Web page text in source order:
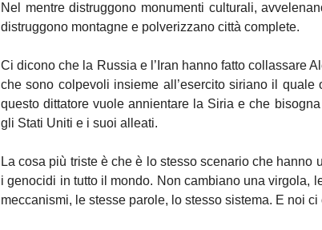
Nel mentre distruggono monumenti culturali,
distruggono montagne e polverizzano città complete.
Ci dicono che la Russia e l’Iran hanno fatto collassare
che sono colpevoli insieme all’esercito siriano il
questo dittatore vuole annientare la Siria e che
gli Stati Uniti e i suoi alleati.
La cosa più triste è che è lo stesso scenario che
i genocidi in tutto il mondo. Non cambiano una virgola,
meccanismi, le stesse parole, lo stesso sistema. E noi